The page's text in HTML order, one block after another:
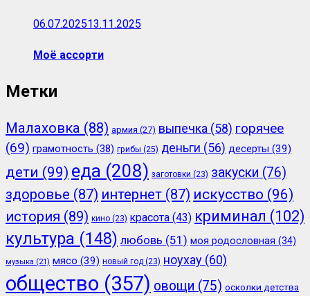
06.07.202513.11.2025
Моё ассорти
Метки
Малаховка (88) армия (27) выпечка (58) горячее
(69) грамотность (38) грибы (25) деньги (56) десерты (39)
дети (99) еда (208) заготовки (23) закуски (76)
здоровье (87) интернет (87) искусство (96)
история (89) кино (23) красота (43) криминал (102)
культура (148) любовь (51) моя родословная (34)
музыка (21) мясо (39) новый год (23) ноухау (60)
общество (357) овощи (75) осколки детства